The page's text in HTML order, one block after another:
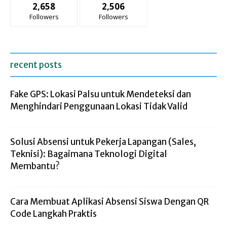
2,658
Followers
2,506
Followers
recent posts
Fake GPS: Lokasi Palsu untuk Mendeteksi dan
Menghindari Penggunaan Lokasi Tidak Valid
Solusi Absensi untuk Pekerja Lapangan (Sales,
Teknisi): Bagaimana Teknologi Digital
Membantu?
Cara Membuat Aplikasi Absensi Siswa Dengan QR
Code Langkah Praktis